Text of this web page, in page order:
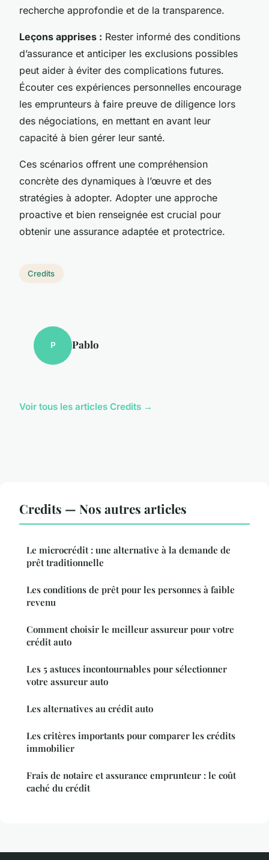
recherche approfondie et de la transparence.
Leçons apprises : Rester informé des conditions
d’assurance et anticiper les exclusions possibles
peut aider à éviter des complications futures.
Écouter ces expériences personnelles encourage
les emprunteurs à faire preuve de diligence lors
des négociations, en mettant en avant leur
capacité à bien gérer leur santé.
Ces scénarios offrent une compréhension
concrète des dynamiques à l’œuvre et des
stratégies à adopter. Adopter une approche
proactive et bien renseignée est crucial pour
obtenir une assurance adaptée et protectrice.
Credits
P Pablo
Voir tous les articles Credits →
Credits — Nos autres articles
Le microcrédit : une alternative à la demande de
prêt traditionnelle
Les conditions de prêt pour les personnes à faible
revenu
Comment choisir le meilleur assureur pour votre
crédit auto
Les 5 astuces incontournables pour sélectionner
votre assureur auto
Les alternatives au crédit auto
Les critères importants pour comparer les crédits
immobilier
Frais de notaire et assurance emprunteur : le coût
caché du crédit